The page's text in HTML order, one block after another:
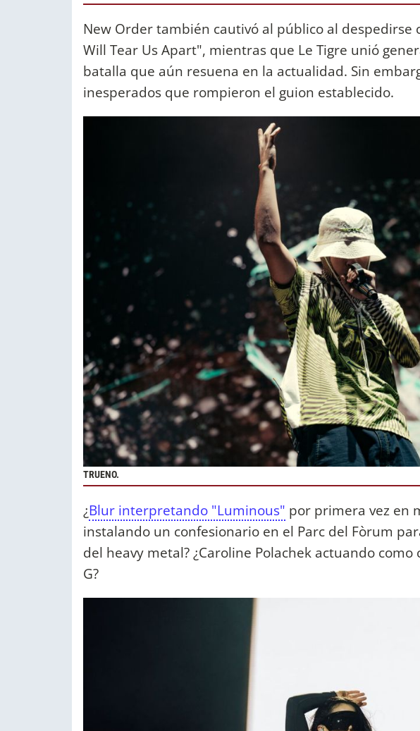
New Order también cautivó al público al despedirse
Will Tear Us Apart", mientras que Le Tigre unió
batalla que aún resuena en la actualidad. Sin
inesperados que rompieron el guion establecido.
TRUENO.
¿Blur interpretando "Luminous" por primera vez en
instalando un confesionario en el Parc del Fòrum
del heavy metal? ¿Caroline Polachek actuando
G?